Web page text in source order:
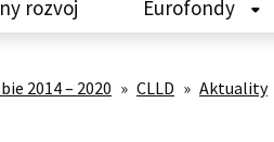
rozvoj Eurofondy
2014 – 2020 » CLLD » Aktuality